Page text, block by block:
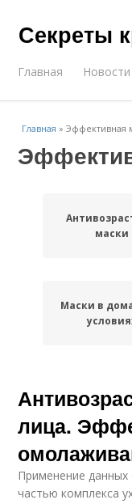
Секреты
Главная Новости
Главная »Эффективная
маски
Маски в
Маска
Маски от
лица.
Применение
частью комплекса